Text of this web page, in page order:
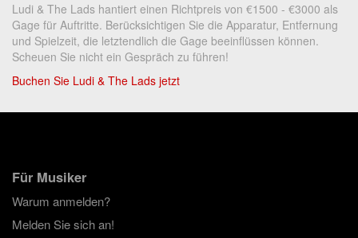
Ludi & The Lads hantiert einen Richtpreis von €1500 - €3000 als
Gage für Auftritte. Berücksichtigen Sie die Apparatur, Entfernung
und Spielzeit, die letztendlich die Gage beeinflüssen können.
Scheuen Sie nicht ein Gespräch zu führen!
Buchen Sie Ludi & The Lads jetzt
Für Musiker
Warum anmelden?
Melden Sie sich an!